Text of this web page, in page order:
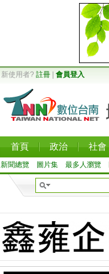
新使用者? 註冊 會員登入
首頁 政治 社會
新聞總覽 圖片集 最多人瀏覽